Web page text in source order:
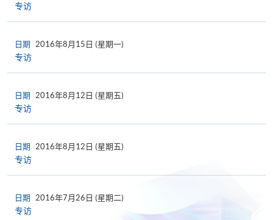
专访
日期 2016年8月15日 (星期一)
专访
日期 2016年8月12日 (星期五)
专访
日期 2016年8月12日 (星期五)
专访
日期 2016年7月26日 (星期二)
专访